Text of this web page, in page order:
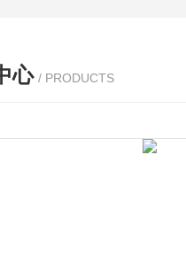
心 / PRODUCTS